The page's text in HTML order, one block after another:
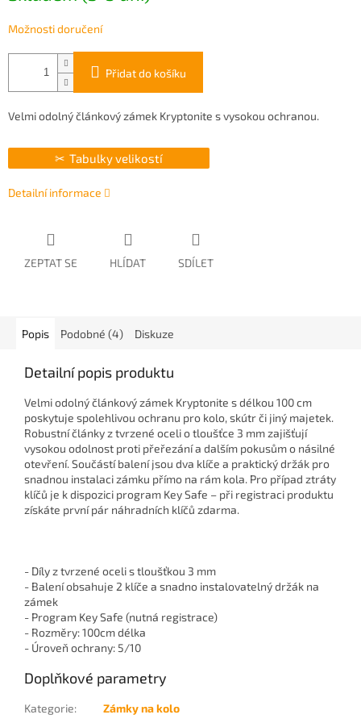
Možnosti doručení
Přidat do košíku
Velmi odolný článkový zámek Kryptonite s vysokou ochranou.
Tabulky velikostí
Detailní informace
ZEPTAT SE HLÍDAT SDÍLET
Popis Podobné (4) Diskuze
Detailní popis produktu
Velmi odolný článkový zámek Kryptonite s délkou 100 cm
poskytuje spolehlivou ochranu pro kolo, skútr či jiný majetek.
Robustní články z tvrzené oceli o tloušťce 3 mm zajišťují
vysokou odolnost proti přeřezání a dalším pokusům o násilné
otevření. Součástí balení jsou dva klíče a praktický držák pro
snadnou instalaci zámku přímo na rám kola. Pro případ ztráty
klíčů je k dispozici program Key Safe – při registraci produktu
získáte první pár náhradních klíčů zdarma.
- Díly z tvrzené oceli s tloušťkou 3 mm
- Balení obsahuje 2 klíče a snadno instalovatelný držák na
zámek
- Program Key Safe (nutná registrace)
- Rozměry: 100cm délka
- Úroveň ochrany: 5/10
Doplňkové parametry
Kategorie:
Zámky na kolo